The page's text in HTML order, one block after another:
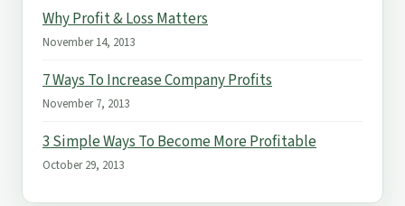
Why Profit & Loss Matters
November 14, 2013
7 Ways To Increase Company Profits
November 7, 2013
3 Simple Ways To Become More Profitable
October 29, 2013